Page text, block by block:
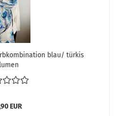
blau/ türkis
EUR